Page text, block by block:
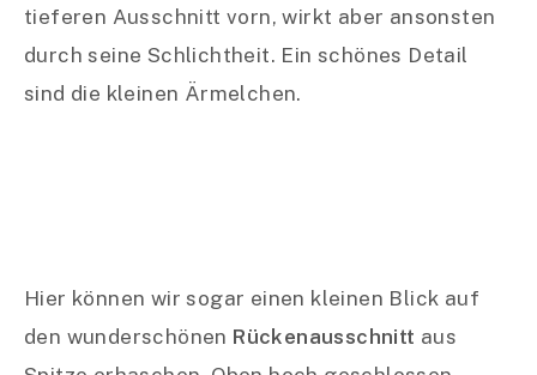
tieferen Ausschnitt vorn, wirkt aber ansonsten
durch seine Schlichtheit. Ein schönes Detail
sind die kleinen Ärmelchen.
Hier können wir sogar einen kleinen Blick auf
den wunderschönen Rückenausschnitt aus